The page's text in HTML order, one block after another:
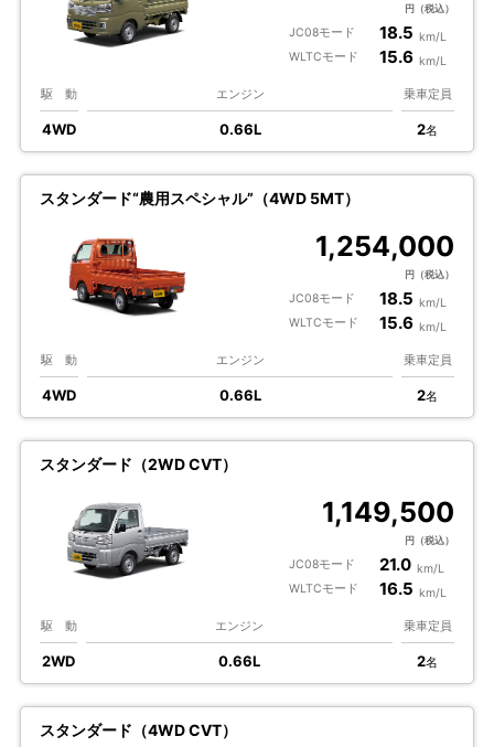
円（税込）
JC08モード 18.5 km/L
WLTCモード
15.6 km/L
駆 動
4WD
エンジン
0.66L
乗車定員
2名
スタンダード“農用スペシャル”（4WD 5MT）
1,254,000
円（税込）
JC08モード 18.5 km/L
WLTCモード
15.6 km/L
駆 動
4WD
エンジン
0.66L
乗車定員
2名
スタンダード（2WD CVT）
1,149,500
円（税込）
JC08モード 21.0 km/L
WLTCモード
16.5 km/L
駆 動
2WD
エンジン
0.66L
乗車定員
2名
スタンダード（4WD CVT）